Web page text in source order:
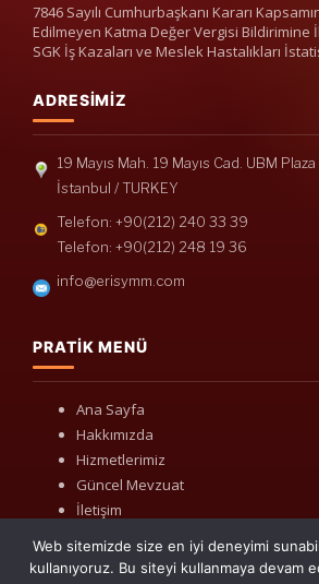
7846 Sayılı Cumhurbaşkanı Kararı
Edilmeyen Katma Değer Vergisi Bildirimine
SGK İş Kazaları ve Meslek Hastalıkları
ADRESIMIZ
19 Mayıs Mah. 19 Mayıs Cad. UBM
İstanbul / TURKEY
Telefon: +90(212) 240 33 39
Telefon: +90(212) 248 19 36
info@erisymm.com
PRATIK MENÜ
Ana Sayfa
Hakkımızda
Hizmetlerimiz
Güncel Mevzuat
İletişim
Web sitemizde size en iyi deneyimi
kullanıyoruz. Bu siteyi kullanmaya devam